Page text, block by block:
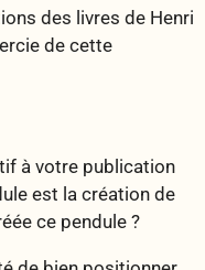
des livres de Henri
de cette
à votre publication
est la création de
ce pendule ?